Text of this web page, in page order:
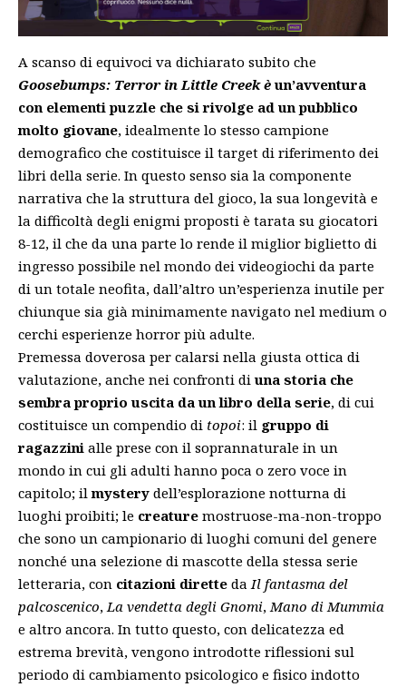
A scanso di equivoci va dichiarato subito che
Goosebumps: Terror in Little Creek è un’avventura
con elementi puzzle che si rivolge ad un pubblico
molto giovane, idealmente lo stesso campione
demografico che costituisce il target di riferimento dei
libri della serie. In questo senso sia la componente
narrativa che la struttura del gioco, la sua longevità e
la difficoltà degli enigmi proposti è tarata su giocatori
8-12, il che da una parte lo rende il miglior biglietto di
ingresso possibile nel mondo dei videogiochi da parte
di un totale neofita, dall’altro un’esperienza inutile per
chiunque sia già minimamente navigato nel medium o
cerchi esperienze horror più adulte.
Premessa doverosa per calarsi nella giusta ottica di
valutazione, anche nei confronti di una storia che
sembra proprio uscita da un libro della serie, di cui
costituisce un compendio di topoi: il gruppo di
ragazzini alle prese con il soprannaturale in un
mondo in cui gli adulti hanno poca o zero voce in
capitolo; ilmystery dell’esplorazione notturna di
luoghi proibiti; le creature mostruose-ma-non-troppo
che sono un campionario di luoghi comuni del genere
nonché una selezione di mascotte della stessa serie
letteraria, con citazioni dirette daIl fantasma del
palcoscenico,La vendetta degli Gnomi,Mano di Mummia
e altro ancora. In tutto questo, con delicatezza ed
estrema brevità, vengono introdotte riflessioni sul
periodo di cambiamento psicologico e fisico indotto